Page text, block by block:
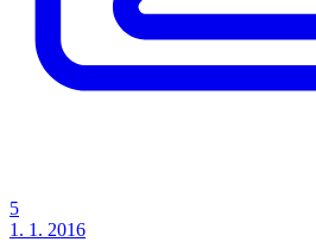
5
1. 1. 2016